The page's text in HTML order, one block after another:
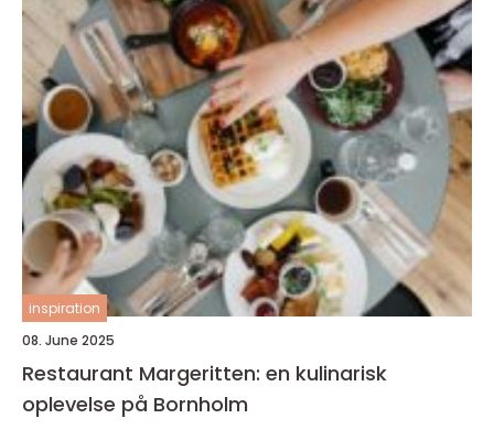
inspiration
08. June 2025
Restaurant Margeritten: en kulinarisk
oplevelse på Bornholm